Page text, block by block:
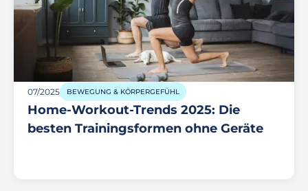
07/2025 BEWEGUNG & KÖRPERGEFÜHL
Home-Workout-Trends 2025: Die
besten Trainingsformen ohne Geräte